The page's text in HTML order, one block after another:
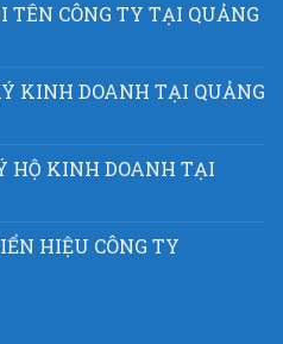
TÊN CÔNG TY TẠI QUẢNG
KINH DOANH TẠI QUẢNG
HỘ KINH DOANH TẠI
HIỆU CÔNG TY